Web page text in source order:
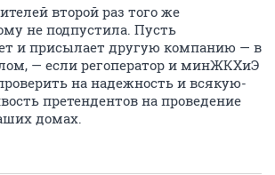
второй раз того же
не подпустила. Пусть
и присылает другую компанию — в
— если регоператор и минЖКХиЭ
на надежность и всякую-
претендентов на проведение
домах.